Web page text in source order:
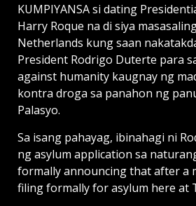
KUMPIYANSA si dating
Harry Roque na di siya
Netherlands kung saan
President Rodrigo Duterte para
against humanity kaugnay ng
kontra droga sa panahon ng
Palasyo.
Sa isang pahayag, ibinahagi ni
ng asylum application sa
formally announcing that after a
filing formally for asylum here at